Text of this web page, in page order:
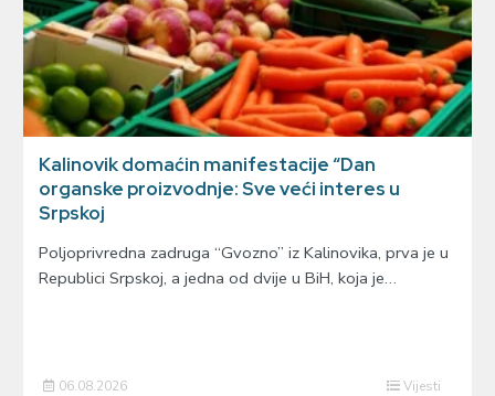
Kalinovik domaćin manifestacije “Dan
organske proizvodnje: Sve veći interes u
Srpskoj
Poljoprivredna zadruga “Gvozno” iz Kalinovika, prva je u
Republici Srpskoj, a jedna od dvije u BiH, koja je…
06.08.2026 Vijesti